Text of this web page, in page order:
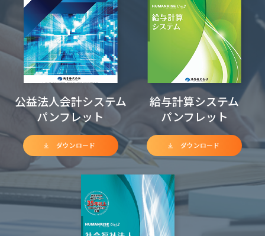
公益法人会計システム
パンフレット
ダウンロード
給与計算システム
パンフレット
ダウンロード